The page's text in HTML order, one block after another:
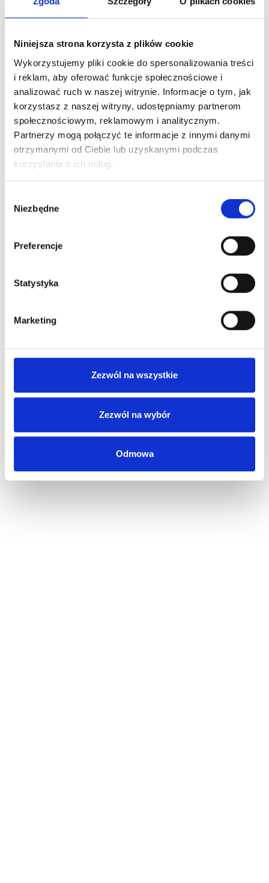
Niniejsza strona korzysta z plików cookie
Wykorzystujemy pliki cookie do spersonalizowania treści
i reklam, aby oferować funkcje społecznościowe i
analizować ruch w naszej witrynie. Informacje o tym, jak
korzystasz z naszej witryny, udostępniamy partnerom
społecznościowym, reklamowym i analitycznym.
Partnerzy mogą połączyć te informacje z innymi danymi
otrzymanymi od Ciebie lub uzyskanymi podczas
korzystania z ich usług.
zgody
Niezbędne
Preferencje
Statystyka
Marketing
Zezwól na wszystkie
Zezwól na wybór
Odmowa